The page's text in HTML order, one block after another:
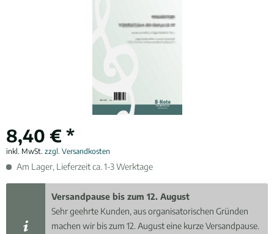
8,40 € *
inkl. MwSt. zzgl. Versandkosten
Am Lager, Lieferzeit ca. 1-3 Werktage
Versandpause bis zum 12. August
Sehr geehrte Kunden, aus organisatorischen Gründen
machen wir bis zum 12. August eine kurze Versandpause.